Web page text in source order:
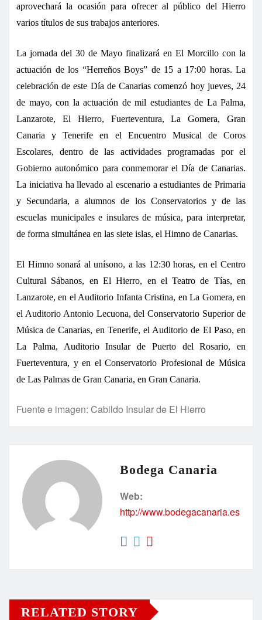
aprovechará la ocasión para ofrecer al público del Hierro
varios títulos de sus trabajos anteriores.
La jornada del 30 de Mayo finalizará en El Morcillo con la
actuación de los “Herreños Boys” de 15 a 17:00 horas. La
celebración de este Día de Canarias comenzó hoy jueves, 24
de mayo, con la actuación de mil estudiantes de La Palma,
Lanzarote, El Hierro, Fuerteventura, La Gomera, Gran
Canaria y Tenerife en el Encuentro Musical de Coros
Escolares, dentro de las actividades programadas por el
Gobierno autonómico para conmemorar el Día de Canarias.
La iniciativa ha llevado al escenario a estudiantes de Primaria
y Secundaria, a alumnos de los Conservatorios y de las
escuelas municipales e insulares de música, para interpretar,
de forma simultánea en las siete islas, el Himno de Canarias.
El Himno sonará al unísono, a las 12:30 horas, en el Centro
Cultural Sábanos, en El Hierro, en el Teatro de Tías, en
Lanzarote, en el Auditorio Infanta Cristina, en La Gomera, en
el Auditorio Antonio Lecuona, del Conservatorio Superior de
Música de Canarias, en Tenerife, el Auditorio de El Paso, en
La Palma, Auditorio Insular de Puerto del Rosario, en
Fuerteventura, y en el Conservatorio Profesional de Música
de Las Palmas de Gran Canaria, en Gran Canaria.
Fuente e imagen: Cabildo Insular de El Hierro
Bodega Canaria
Web:
http://www.bodegacanaria.es
RELATED STORY